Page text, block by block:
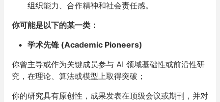
组织能力、合作精神和社会责任感。
你可能是以下的某一类：
学术先锋 (Academic Pioneers)
你曾主导或作为关键成员参与 AI 领域基础性或前沿性研
究，在理论、算法或模型上取得突破；
你的研究具有原创性，成果发表在顶级会议或期刊，并对